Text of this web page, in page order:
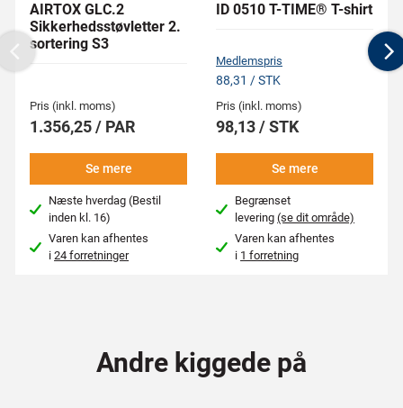
AIRTOX GLC.2
Sikkerhedsstøvletter 2.
sortering S3
Pris (inkl. moms)
1.356,25 / PAR
Se mere
Næste hverdag (Bestil
inden kl. 16)
Varen kan afhentes
i24 forretninger
ID 0510 T-TIME® T-shirt
Medlemspris
88,31 / STK
Pris (inkl. moms)
98,13 / STK
Se mere
Begrænset
levering(se dit område)
Varen kan afhentes
i 1 forretning
Previous
Andre kiggede på